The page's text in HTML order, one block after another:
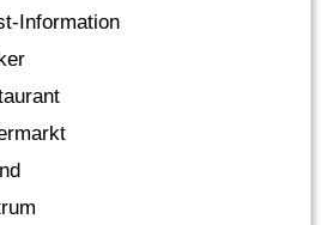
Information